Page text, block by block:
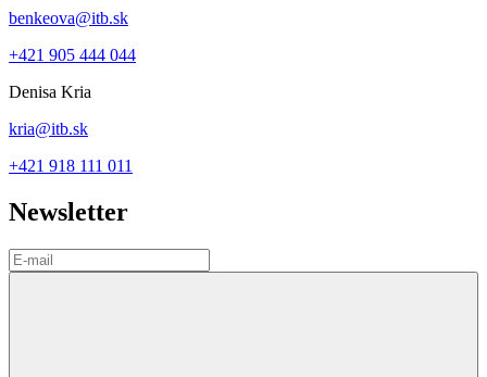
benkeova@itb.sk
+421 905 444 044
Denisa Kria
kria@itb.sk
+421 918 111 011
Newsletter